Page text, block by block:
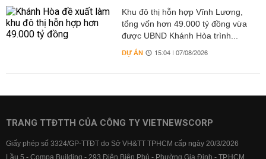
Khu đô thị hỗn hợp Vĩnh Lương,
tổng vốn hơn 49.000 tỷ đồng vừa
được UBND Khánh Hòa trình...
DỰ ÁN 15:04 | 07/08/2026
TRANG TTĐTTH CỦA CÔNG TY VIETNEWSCORP
Giấy phép số 3324/GP-TTĐT do Sở VH&TT TPHCM cấp ngày 20/3/2026
Lầu 5 - Compa Building - 293 Điện Biên Phủ - Phường Gia Định - TP.HCM